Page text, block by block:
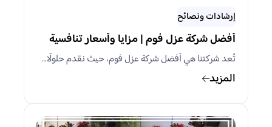
إرشادات ونصائح
أفضل شركة عزل فوم | مزايا وأسعار تنافسية
تُعد شركتنا هي أفضل شركة عزل فوم، حيث نقدم حلولًا…
المزيد